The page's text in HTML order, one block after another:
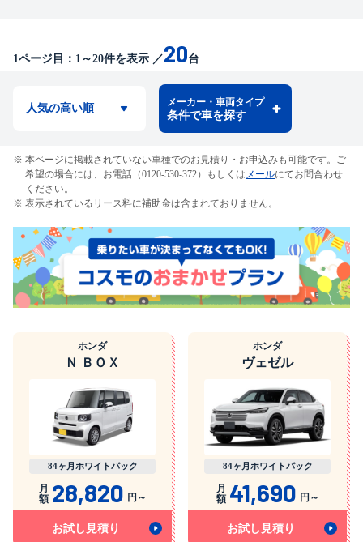
1ページ目： 1 ～20件を表示 ／20台
メーカー・車両タイプ
条件で車を探す
本ページに掲載されていない車種でのお見積り・お申込みも可能です。ご
希望の場合には、お電話（0120-530-372）もしくは メールにてお問合わせ
ください。
表示されているリース料に補助金は含まれておりません。
ホンダ
Ｎ ＢＯＸ
84ヶ月ホワイトパック
月
額 28,820 円～
お試し見積り
ホンダ
ヴェゼル
84ヶ月ホワイトパック
月
額 41,690 円～
お試し見積り